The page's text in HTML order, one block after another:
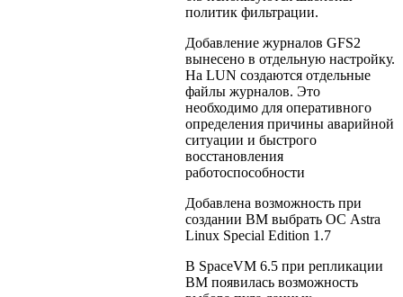
политик фильтрации.
Добавление журналов GFS2
вынесено в отдельную настройку.
На LUN создаются отдельные
файлы журналов. Это
необходимо для оперативного
определения причины аварийной
ситуации и быстрого
восстановления
работоспособности
Добавлена возможность при
создании ВМ выбрать ОС Astra
Linux Special Edition 1.7
В SpaceVM 6.5 при репликации
ВМ появилась возможность